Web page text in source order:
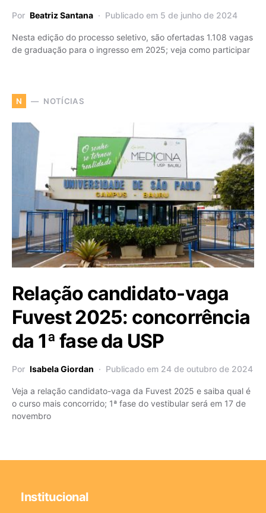
Por Beatriz Santana Publicado em 5 de junho de 2024
Nesta edição do processo seletivo, são ofertadas 1.108 vagas
de graduação para o ingresso em 2025; veja como participar
N NOTÍCIAS
Relação candidato-vaga
Fuvest 2025: concorrência
da 1ª fase da USP
Por Isabela Giordan Publicado em 24 de outubro de 2024
Veja a relação candidato-vaga da Fuvest 2025 e saiba qual é
o curso mais concorrido; 1ª fase do vestibular será em 17 de
novembro
Institucional